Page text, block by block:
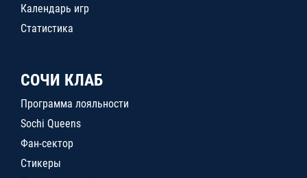
Календарь игр
Статистика
СОЧИ КЛАБ
Программа лояльности
Sochi Queens
Фан-сектор
Стикеры